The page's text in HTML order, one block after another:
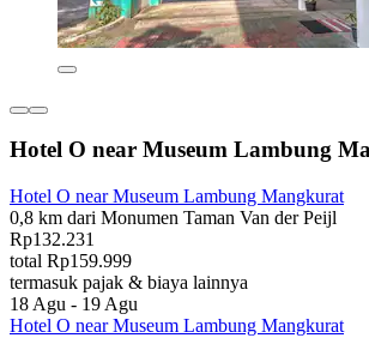
Hotel O near Museum Lambung
Hotel O near Museum Lambung Mangkurat
0,8 km dari Monumen Taman Van der Peijl
Rp132.231
total Rp159.999
termasuk pajak & biaya lainnya
18 Agu - 19 Agu
Hotel O near Museum Lambung Mangkurat